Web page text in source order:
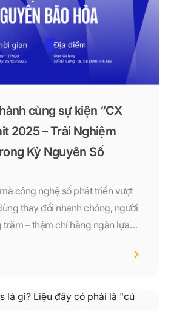
cùng sự kiện “CX
2025 – Trải Nghiệm
Kỷ Nguyên Số
công nghệ số phát triển vượt
thay đổi nhanh chóng, người
– thậm chí hàng ngàn lựa
còn đến từ sản phẩm hay giá cả,